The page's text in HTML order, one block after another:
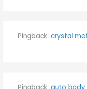
Pingback: crystal